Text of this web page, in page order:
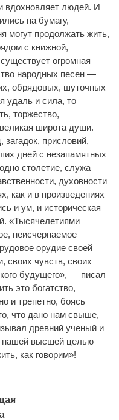
вдохновляет людей. И
на бумагу, —
могут продолжать жить,
с книжной,
огромная
народных песен —
обрядовых, шуточных
удаль и сила, то
торжество,
широта души.
присловий,
дней с незапамятных
столетие, служа
духовности
как и в произведениях
и ум, и историческая
«Тысячелетиями
неисчерпаемое
орудие своей
своих чувств, своих
будущего», — писал
это богатство,
и трепетно, боясь
что дано нам свыше,
древний ученый и
нашей высшей целью
как говорим»!